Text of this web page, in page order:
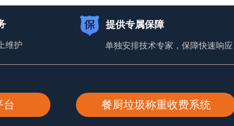
维护
提供专属保障
单独安排技术专家，保障快速响应
台 餐厨垃圾称重收费系统